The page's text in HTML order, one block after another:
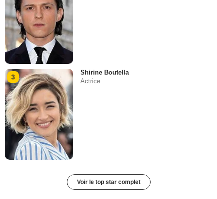
3
Shirine Boutella
Actrice
Voir le top star complet